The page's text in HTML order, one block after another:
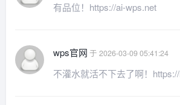
有品位！https://ai-wps.net
wps官网 于 2026-03-09 05:41:24
不灌水就活不下去了啊！